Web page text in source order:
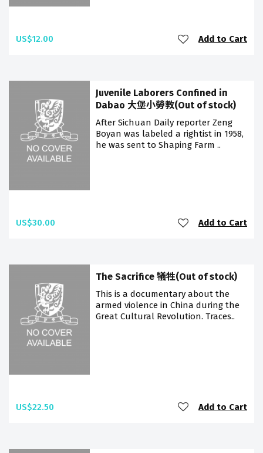
US$12.00 Add to Cart
Juvenile Laborers Confined in
Dabao 大堡小勞教(Out of stock)
After Sichuan Daily reporter Zeng
Boyan was labeled a rightist in 1958,
he was sent to Shaping Farm ..
US$30.00 Add to Cart
The Sacrifice 犠牲(Out of stock)
This is a documentary about the
armed violence in China during the
Great Cultural Revolution. Traces..
US$22.50 Add to Cart